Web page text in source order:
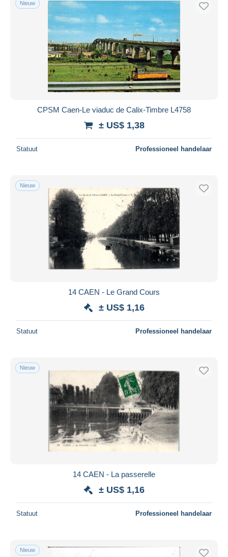
Gratis levering
Betaalmiddelen
PayPal
Bankoverschrijving
Visa
Mastercard
iDeal
Toepassen
Nieuw
CPSM Caen-Le viaduc de Calix-Timbre L4758
± US$ 1,38
Statuut Professioneel handelaar
Nieuw
14 CAEN - Le Grand Cours
± US$ 1,16
Statuut Professioneel handelaar
Nieuw
14 CAEN - La passerelle
± US$ 1,16
Statuut Professioneel handelaar
Nieuw